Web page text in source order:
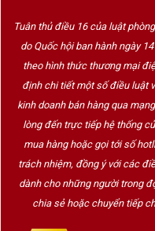
Tuân thủ điều 16 của luật
do Quốc hội ban hành ngày
theo hình thức thương mại
định chi tiết một số điều luật
kinh doanh bán hàng qua
lòng đến trực tiếp hệ thống
mua hàng hoặc gọi tới số
trách nhiệm, đồng ý với các
dành cho những người trong
chia sẻ hoặc chuyển tiếp